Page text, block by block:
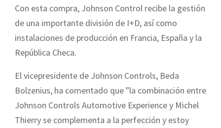
Con esta compra, Johnson Control recibe la gestión
de una importante división de I+D, así como
instalaciones de producción en Francia, España y la
República Checa.
El vicepresidente de Johnson Controls, Beda
Bolzenius, ha comentado que "la combinación entre
Johnson Controls Automotive Experience y Michel
Thierry se complementa a la perfección y estoy